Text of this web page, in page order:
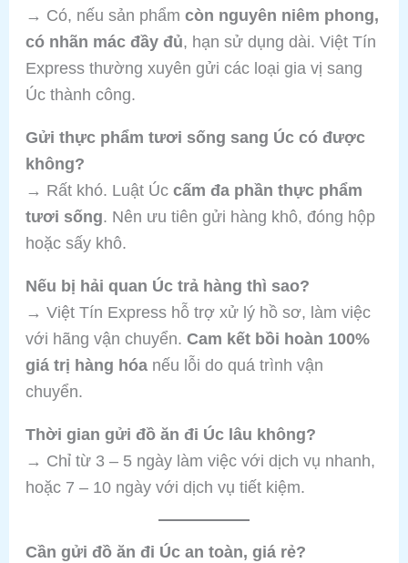
→ Có, nếu sản phẩm còn nguyên niêm phong,
có nhãn mác đầy đủ, hạn sử dụng dài. Việt Tín
Express thường xuyên gửi các loại gia vị sang
Úc thành công.
Gửi thực phẩm tươi sống sang Úc có được
không?
→ Rất khó. Luật Úc cấm đa phần thực phẩm
tươi sống. Nên ưu tiên gửi hàng khô, đóng hộp
hoặc sấy khô.
Nếu bị hải quan Úc trả hàng thì sao?
→ Việt Tín Express hỗ trợ xử lý hồ sơ, làm việc
với hãng vận chuyển. Cam kết bồi hoàn 100%
giá trị hàng hóanếu lỗi do quá trình vận
chuyển.
Thời gian gửi đồ ăn đi Úc lâu không?
→ Chỉ từ 3 – 5 ngày làm việc với dịch vụ nhanh,
hoặc 7 – 10 ngày với dịch vụ tiết kiệm.
Cần gửi đồ ăn đi Úc an toàn, giá rẻ?